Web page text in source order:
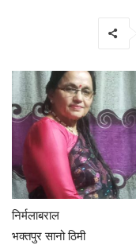
निर्मलाबराल
भक्तपुर सानो ठिमी